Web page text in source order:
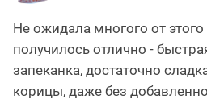
Не ожидала многого от этого
получилось отлично -
запеканка, достаточно
корицы, даже без